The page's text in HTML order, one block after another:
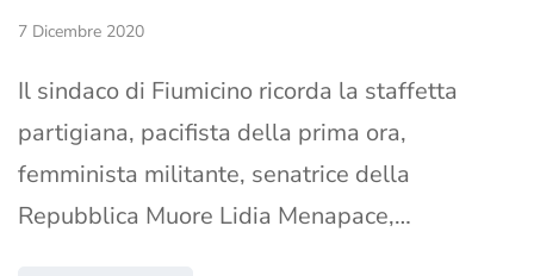
7 Dicembre 2020
Il sindaco di Fiumicino ricorda la staffetta
partigiana, pacifista della prima ora,
femminista militante, senatrice della
Repubblica Muore Lidia Menapace,…